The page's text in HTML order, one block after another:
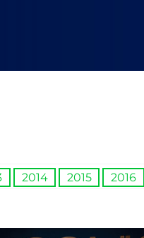
2014 2015 2016